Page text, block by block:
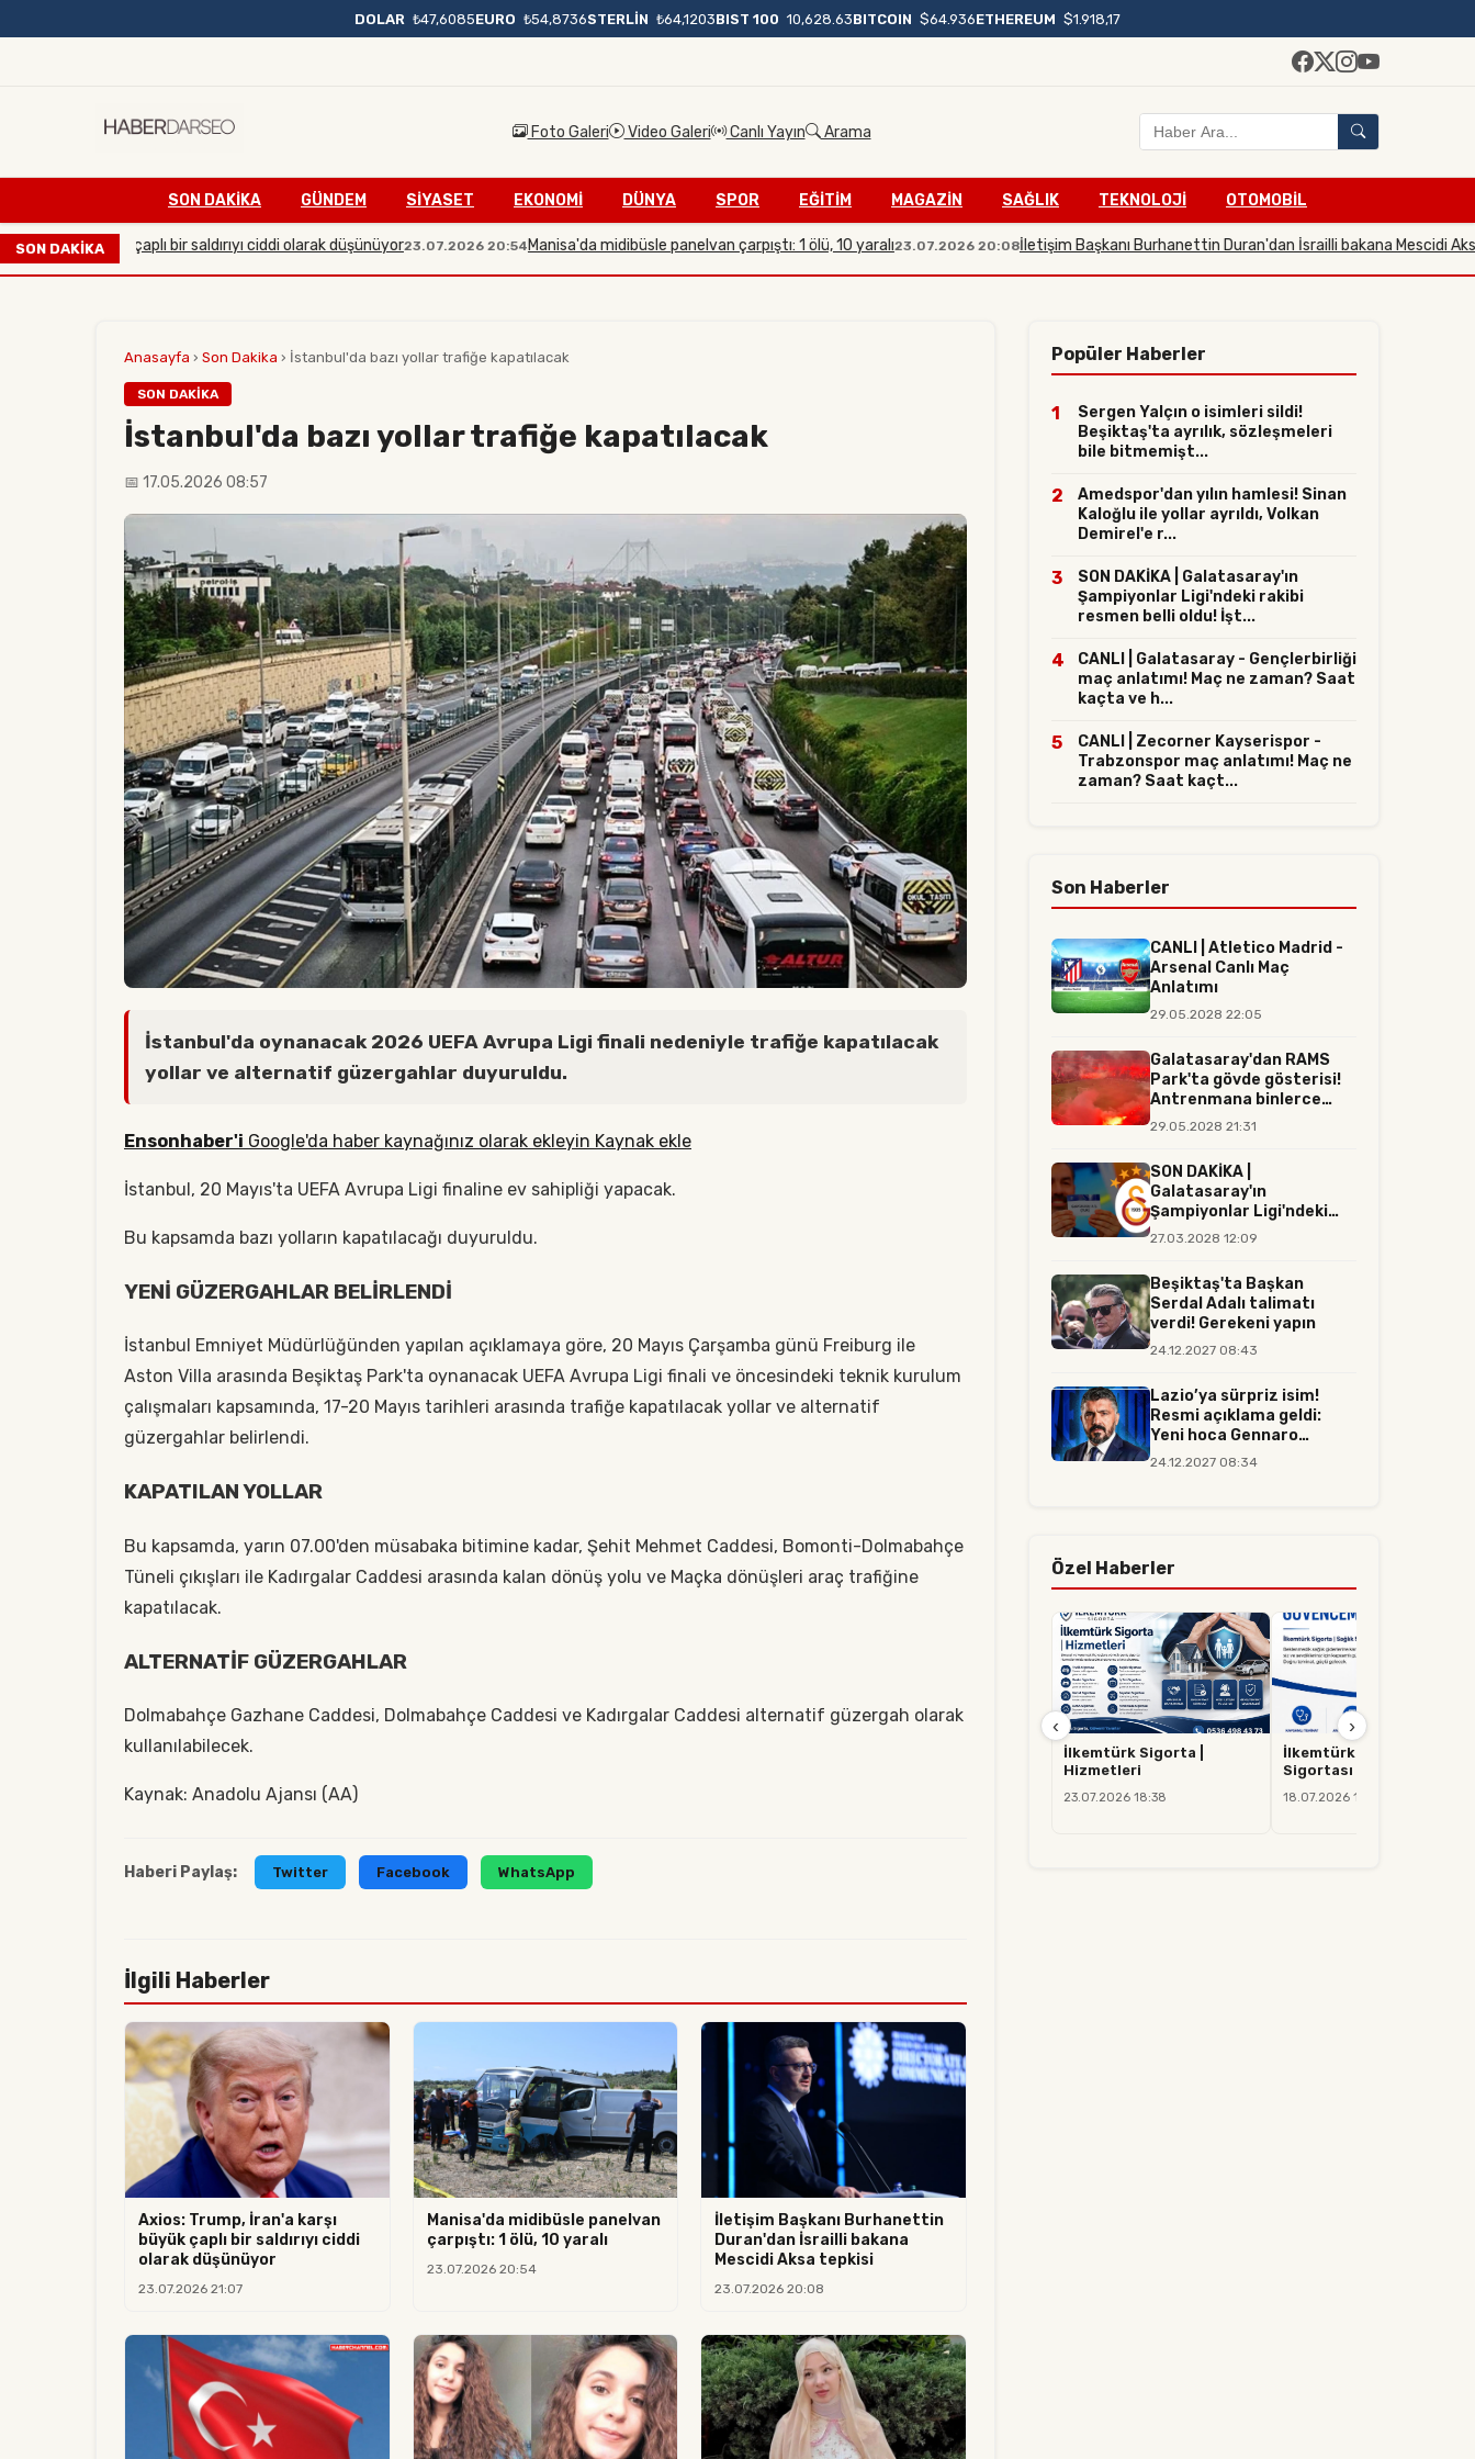
DOLAR ₺47,6085EURO ₺54,8736STERLİN ₺64,1203BIST 100 10,628.63BITCOIN $64.936ETHEREUM $1.918,17
Foto Galeri Video Galeri Canlı Yayın Arama
SON DAKIKA GÜNDEM SİYASET EKONOMİ DÜNYA SPOR EĞİTİM MAGAZİN SAĞLIK TEKNOLOJİ OTOMOBİL
SON DAKİKA
büyük çaplı bir saldırıyı ciddi olarak düşünüyor23.07.2026 20:54 Manisa'da midibüsle panelvan çarpıştı: 1 ölü, 10 yaralı 23.07.2026 20:08 İletişim Başkanı Burhanettin Duran'dan İsrailli bakana Mescidi Aksa
Anasayfa › Son Dakika › İstanbul'da bazı yollar trafiğe kapatılacak
SON DAKIKA
İstanbul'da bazı yollar trafiğe kapatılacak
📅 17.05.2026 08:57
İstanbul'da oynanacak 2026 UEFA Avrupa Ligi finali nedeniyle trafiğe kapatılacak
yollar ve alternatif güzergahlar duyuruldu.
Ensonhaber'i Google'da haber kaynağınız olarak ekleyin Kaynak ekle
İstanbul, 20 Mayıs'ta UEFA Avrupa Ligi finaline ev sahipliği yapacak.
Bu kapsamda bazı yolların kapatılacağı duyuruldu.
YENİ GÜZERGAHLAR BELİRLENDİ
İstanbul Emniyet Müdürlüğünden yapılan açıklamaya göre, 20 Mayıs Çarşamba günü Freiburg ile
Aston Villa arasında Beşiktaş Park'ta oynanacak UEFA Avrupa Ligi finali ve öncesindeki teknik kurulum
çalışmaları kapsamında, 17-20 Mayıs tarihleri arasında trafiğe kapatılacak yollar ve alternatif
güzergahlar belirlendi.
KAPATILAN YOLLAR
Bu kapsamda, yarın 07.00'den müsabaka bitimine kadar, Şehit Mehmet Caddesi, Bomonti-Dolmabahçe
Tüneli çıkışları ile Kadırgalar Caddesi arasında kalan dönüş yolu ve Maçka dönüşleri araç trafiğine
kapatılacak.
ALTERNATİF GÜZERGAHLAR
Dolmabahçe Gazhane Caddesi, Dolmabahçe Caddesi ve Kadırgalar Caddesi alternatif güzergah olarak
kullanılabilecek.
Kaynak: Anadolu Ajansı (AA)
Haberi Paylaş: Twitter Facebook WhatsApp
İlgili Haberler
Axios: Trump, İran'a karşı
büyük çaplı bir saldırıyı ciddi
olarak düşünüyor
23.07.2026 21:07
Manisa'da midibüsle panelvan
çarpıştı: 1 ölü, 10 yaralı
23.07.2026 20:54
İletişim Başkanı Burhanettin
Duran'dan İsrailli bakana
Mescidi Aksa tepkisi
23.07.2026 20:08
Popüler Haberler
1
Sergen Yalçın o isimleri sildi!
Beşiktaş'ta ayrılık, sözleşmeleri
bile bitmemişt...
2
Amedspor'dan yılın hamlesi! Sinan
Kaloğlu ile yollar ayrıldı, Volkan
Demirel'e r...
3
SON DAKİKA | Galatasaray'ın
Şampiyonlar Ligi'ndeki rakibi
resmen belli oldu! İşt...
4
CANLI | Galatasaray - Gençlerbirliği
maç anlatımı! Maç ne zaman? Saat
kaçta ve h...
5
CANLI | Zecorner Kayserispor -
Trabzonspor maç anlatımı! Maç ne
zaman? Saat kaçt...
Son Haberler
CANLI | Atletico Madrid -
Arsenal Canlı Maç
Anlatımı
29.05.2028 22:05
Galatasaray'dan RAMS
Park'ta gövde gösterisi!
Antrenmana binlerce
tara...
29.05.2028 21:31
SON DAKİKA |
Galatasaray'ın
Şampiyonlar Ligi'ndeki
rakibi resmen belli...
27.03.2028 12:09
Beşiktaş'ta Başkan
Serdal Adalı talimatı
verdi! Gerekeni yapın
24.12.2027 08:43
Lazio’ya sürpriz isim!
Resmi açıklama geldi:
Yeni hoca Gennaro
Gattuso...
24.12.2027 08:34
Özel Haberler
İlkemtürk Sigorta |
Hizmetleri
23.07.2026 18:38
İlkemtürk Sigorta | Sağlık
Sigortası
18.07.2026 14:37
‹ ›